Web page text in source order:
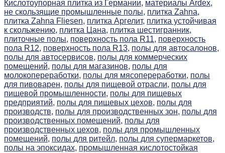
Кислотоупорная плитка из Германии, материалы Ardex,
не скользящие промышленные полы, плитка Zahna,
плитка Zahna Fliesen, плитка Аргелит, плитка устойчивая
к скольжению, плитка Цана, плитка шестигранник,
плиточные полы, поверхность пола R11, поверхность
пола R12, поверхность пола R13, полы для автосалонов,
полы для автосервисов, полы для коммерческих
помещений, полы для магазинов, полы для
молокопереработки, полы для мясопереработки, полы
для пивоварен, полы для пищевой отрасли, полы для
пищевой промышленности, полы для пищевых
предприятий, полы для пищевых цехов, полы для
производств, полы для производственных зон, полы для
производственных помещений, полы для
производственных цехов, полы для промышленных
помещений, полы для ритейл, полы для супермаркетов,
полы на эпоксидах, промышленная кислотостойкая